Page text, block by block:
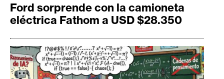
Ford sorprende con la camioneta
eléctrica Fathom a USD $28.350